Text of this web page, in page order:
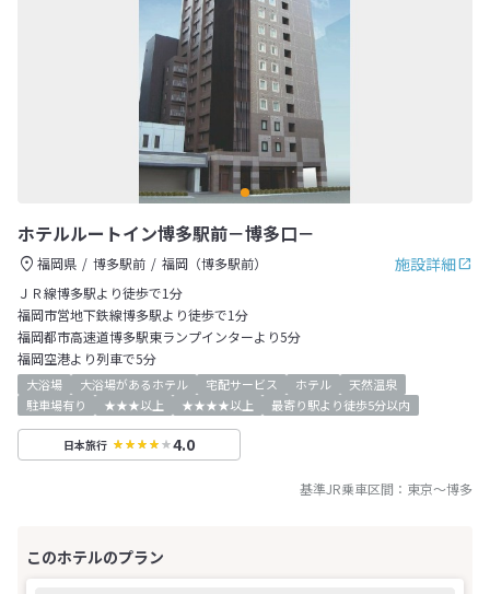
ホテルルートイン博多駅前－博多口－
施設詳細
福岡県 博多駅前
福岡（博多駅前）
ＪＲ線博多駅より徒歩で1分
福岡市営地下鉄線博多駅より徒歩で1分
福岡都市高速道博多駅東ランプインターより5分
福岡空港より列車で5分
大浴場 大浴場があるホテル 宅配サービス ホテル
天然温泉
駐車場有り
★★★以上 ★★★★以上 最寄り駅より徒歩5分以内
日本旅行 4.0
基準JR乗車区間： 東京～博多